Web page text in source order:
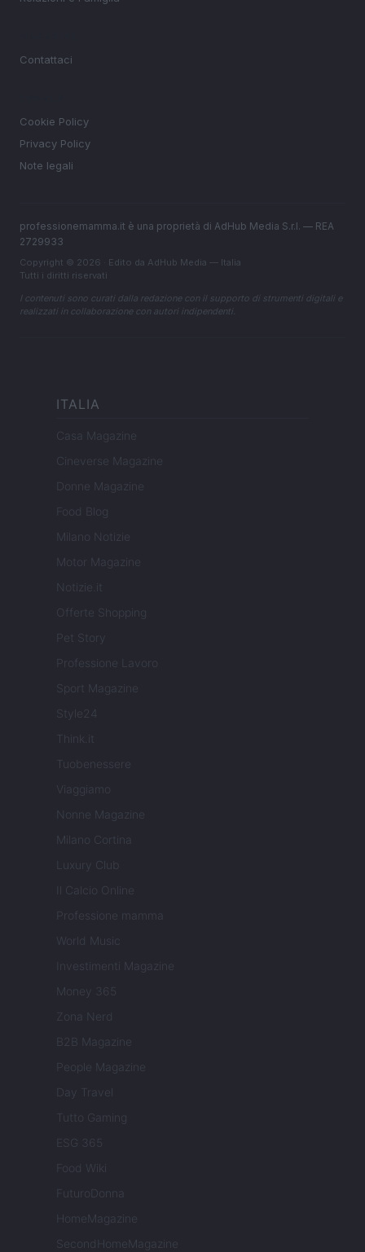
Contattaci
Cookie Policy
Privacy Policy
Note legali
professionemamma.it è una proprietà di AdHub Media S.r.l. — REA
2729933
Copyright © 2026 · Edito da AdHub Media — Italia
Tutti i diritti riservati
I contenuti sono curati dalla redazione con il supporto di strumenti digitali e
realizzati in collaborazione con autori indipendenti.
ITALIA
Casa Magazine
Cineverse Magazine
Donne Magazine
Food Blog
Milano Notizie
Motor Magazine
Notizie.it
Offerte Shopping
Pet Story
Professione Lavoro
Sport Magazine
Style24
Think.it
Tuobenessere
Viaggiamo
Nonne Magazine
Milano Cortina
Luxury Club
Il Calcio Online
Professione mamma
World Music
Investimenti Magazine
Money 365
Zona Nerd
B2B Magazine
People Magazine
Day Travel
Tutto Gaming
ESG 365
Food Wiki
FuturoDonna
HomeMagazine
SecondHomeMagazine